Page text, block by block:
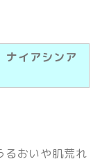
ナイアシンア
るおいや肌荒れ